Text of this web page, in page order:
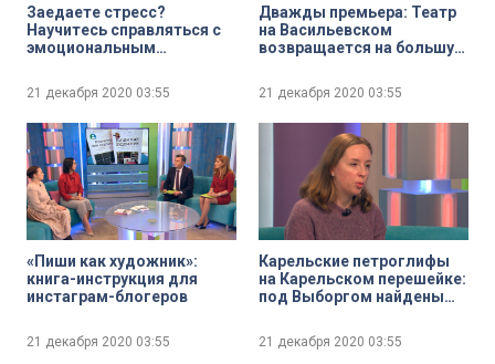
Заедаете стресс?
Научитесь справляться с
эмоциональным
21 декабря 2020 03:55
Дважды премьера: Театр
на Васильевском
возвращается на большую
«Сон в летнюю ночь»
21 декабря 2020 03:55
«Пиши как художник»:
книга-инструкция для
инстаграм-блогеров
21 декабря 2020 03:55
Карельские петроглифы
на Карельском перешейке:
под Выборгом найдены
рисунки
21 декабря 2020 03:55